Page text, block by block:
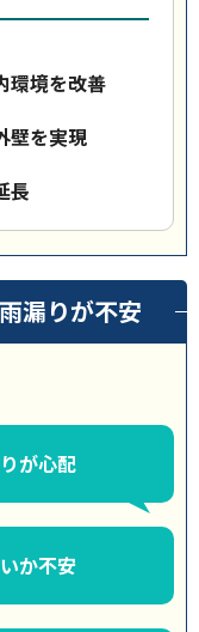
環境を改善
壁を実現
長
漏りが不安
が心配
か不安